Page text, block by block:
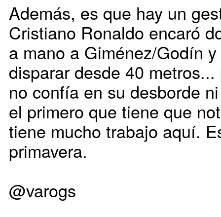
Además, es que hay un
Cristiano Ronaldo encaró
a mano a Giménez/Godín
disparar desde 40
no confía en su desborde
el primero que tiene que
tiene mucho trabajo aquí.
primavera.
@varogs